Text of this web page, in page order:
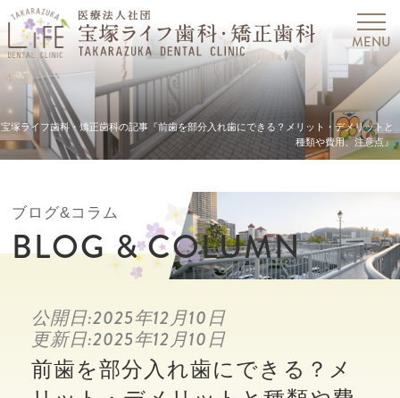
宝塚ライフ歯科・矯正歯科の記事『前歯を部分入れ歯にできる？メリット・デメリットと
種類や費用、注意点』
ブログ&コラム
BLOG & COLUMN
公開日:2025年12月10日
更新日:2025年12月10日
前歯を部分入れ歯にできる？メ